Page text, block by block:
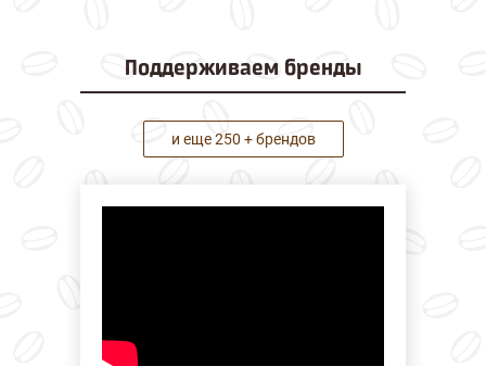
Поддерживаем бренды
и еще 250 + брендов